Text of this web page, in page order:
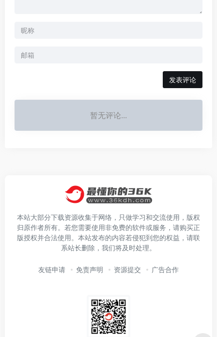
发表评论
暂无评论...
本站大部分下载资源收集于网络，只做学习和交流使用，版权
归原作者所有。若您需要使用非免费的软件或服务，请购买正
版授权并合法使用。本站发布的内容若侵犯到您的权益，请联
系站长删除，我们将及时处理。
友链申请 免责声明 资源提交 广告合作